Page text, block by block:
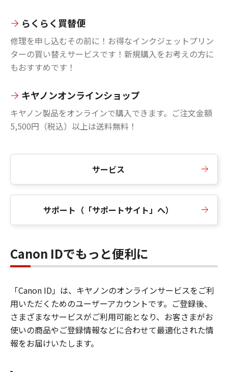
らくらく買替便
修理を申し込むその前に！お得なインクジェットプリン
ターの買い替えサービスです！新規購入をお考えの方に
もおすすめです！
キヤノンオンラインショップ
キヤノン製品をオンラインで購入できます。ご注文金額
5,500円（税込）以上は送料無料！
サービス
サポート（「サポートサイト」へ）
Canon IDでもっと便利に
「Canon ID」は、キヤノンのオンラインサービスをご利
用いただくためのユーザーアカウントです。ご登録後、
さまざまなサービスがご利用可能となり、お客さまがお
使いの商品やご登録情報などに合わせて最適化された情
報をお届けいたします。